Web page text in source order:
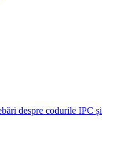
despre codurile IPC și